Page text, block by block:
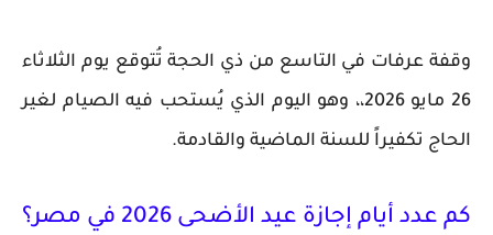
وقفة عرفات في التاسع من ذي الحجة تُتوقع يوم الثلاثاء
26 مايو 2026،، وهو اليوم الذي يُستحب فيه الصيام لغير
الحاج تكفيراً للسنة الماضية والقادمة.
كم عدد أيام إجازة عيد الأضحى 2026 في مصر؟